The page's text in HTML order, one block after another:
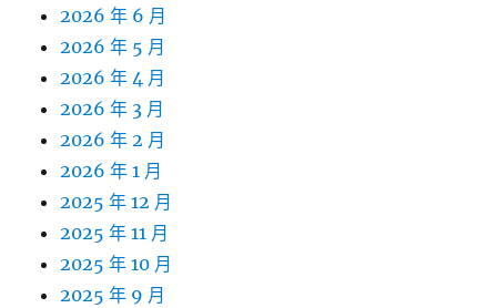
2026 年 6 月
2026 年 5 月
2026 年 4 月
2026 年 3 月
2026 年 2 月
2026 年 1 月
2025 年 12 月
2025 年 11 月
2025 年 10 月
2025 年 9 月